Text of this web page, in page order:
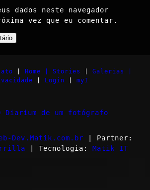
dados neste navegador
vez que eu comentar.
Home | Stories
Galerias |
Login myI
Diarium de um fotógrafo
Dev.Matik.com.br | Partner:
| Tecnologia: Matik IT